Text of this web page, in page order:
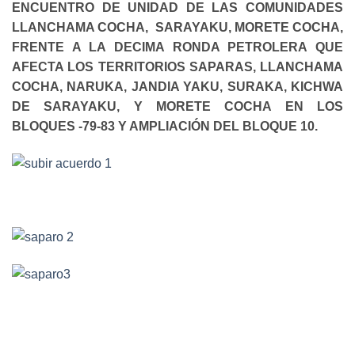
ENCUENTRO DE UNIDAD DE LAS COMUNIDADES
LLANCHAMA COCHA, SARAYAKU, MORETE COCHA,
FRENTE A LA DECIMA RONDA PETROLERA QUE
AFECTA LOS TERRITORIOS SAPARAS, LLANCHAMA
COCHA, NARUKA, JANDIA YAKU, SURAKA, KICHWA
DE SARAYAKU, Y MORETE COCHA EN LOS
BLOQUES -79-83 Y AMPLIACIÓN DEL BLOQUE 10.